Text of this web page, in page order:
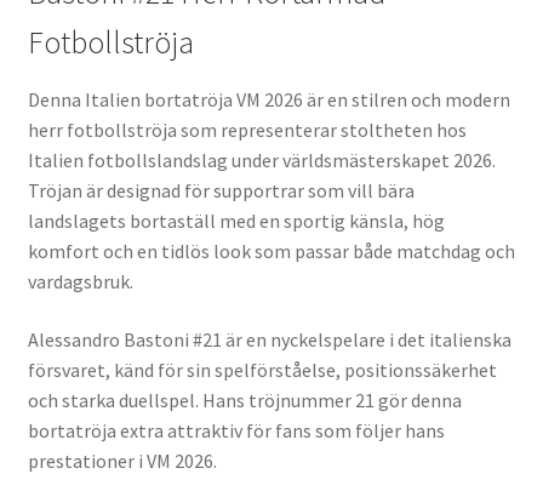
Fotbollströja
Denna Italien bortatröja VM 2026 är en stilren och modern
herr fotbollströja som representerar stoltheten hos
Italien fotbollslandslag under världsmästerskapet 2026.
Tröjan är designad för supportrar som vill bära
landslagets bortaställ med en sportig känsla, hög
komfort och en tidlös look som passar både matchdag och
vardagsbruk.
Alessandro Bastoni #21 är en nyckelspelare i det italienska
försvaret, känd för sin spelförståelse, positionssäkerhet
och starka duellspel. Hans tröjnummer 21 gör denna
bortatröja extra attraktiv för fans som följer hans
prestationer i VM 2026.